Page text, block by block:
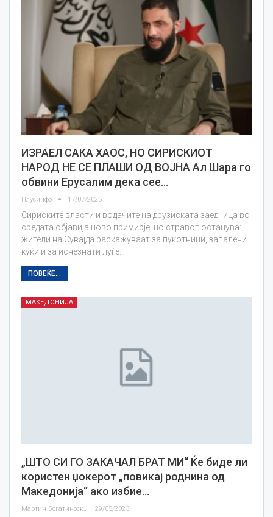
ИЗРАЕЛ САКА ХАОС, НО СИРИСКИОТ
НАРОД НЕ СЕ ПЛАШИ ОД ВОЈНА Ал Шара го
обвини Ерусалим дека сее…
Плусинфо 17/07/2025
Сириските власти и водачите на друзиската заедница во
средата објавија ново примирје, но стравот останува:
жители на Сувајда раскажуваат за пукотници, запалени
куќи и за исчезнати луѓе…
ПОВЕЌЕ...
МАКЕДОНИЈА
„ШТО СИ ГО ЗАКАЧАЛ БРАТ МИ“ Ќе биде ли
користен џокерот „повикај роднина од
Македонија“ ако избие…
29/05/2023